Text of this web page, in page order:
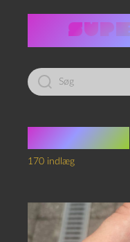
Led
efter:
Podcasts
170 indlæg